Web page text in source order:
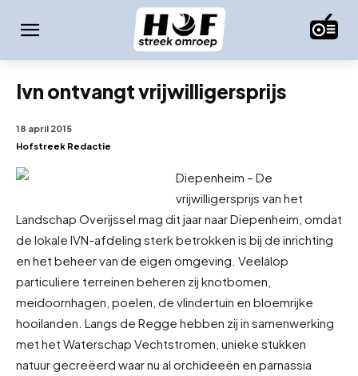
Ivn ontvangt vrijwilligersprijs
18 april 2015
Hofstreek Redactie
Diepenheim – De
vrijwilligersprijs van het
Landschap Overijssel mag dit jaar naar Diepenheim, omdat
de lokale IVN-afdeling sterk betrokken is bij de inrichting
en het beheer van de eigen omgeving. Veelalop
particuliere terreinen beheren zij knotbomen,
meidoornhagen, poelen, de vlindertuin en bloemrijke
hooilanden. Langs de Regge hebben zij in samenwerking
met het Waterschap Vechtstromen, unieke stukken
natuur gecreëerd waar nu al orchideeën en parnassia